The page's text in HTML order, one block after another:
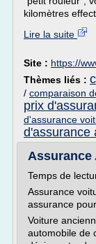
kilomètres
Lire la suite
Site : https://
Thèmes liés :
/ comparaison
prix
d'assurance
d'assurance
Assurance
Temps de
Assurance
assurance
Voiture
automobile de